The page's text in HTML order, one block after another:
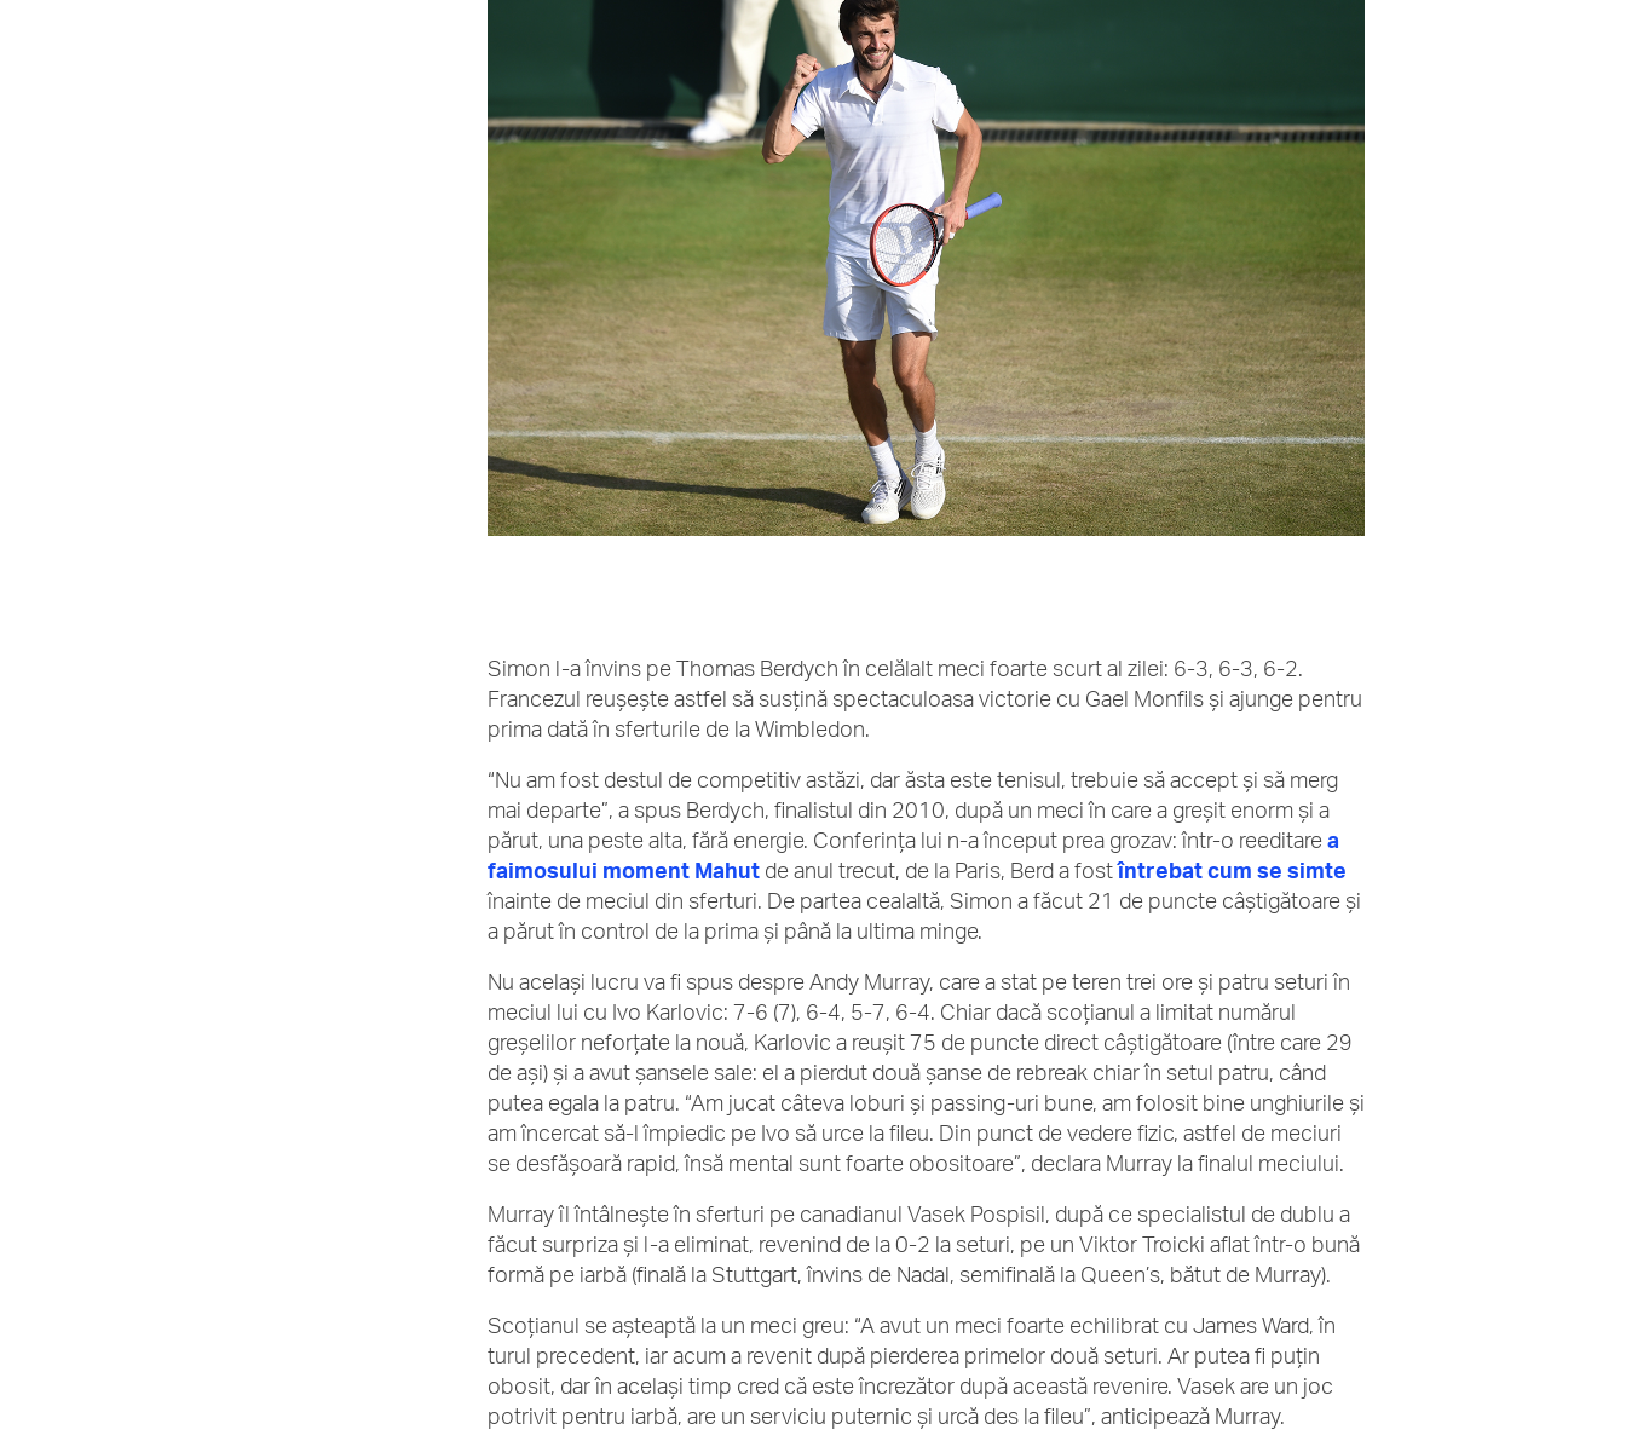
Simon l-a învins pe Thomas Berdych în celălalt meci foarte scurt al zilei: 6-3, 6-3, 6-2.
Francezul reușește astfel să susțină spectaculoasa victorie cu Gael Monfils și ajunge pentru
prima dată în sferturile de la Wimbledon.
“Nu am fost destul de competitiv astăzi, dar ăsta este tenisul, trebuie să accept și să merg
mai departe”, a spus Berdych, finalistul din 2010, după un meci în care a greșit enorm și a
părut, una peste alta, fără energie. Conferința lui n-a început prea grozav: într-o reeditarea
faimosului moment Mahut de anul trecut, de la Paris, Berd a fostîntrebat cum se simte
înainte de meciul din sferturi. De partea cealaltă, Simon a făcut 21 de puncte câștigătoare și
a părut în control de la prima și până la ultima minge.
Nu același lucru va fi spus despre Andy Murray, care a stat pe teren trei ore și patru seturi în
meciul lui cu Ivo Karlovic: 7-6 (7), 6-4, 5-7, 6-4. Chiar dacă scoțianul a limitat numărul
greșelilor neforțate la nouă, Karlovic a reușit 75 de puncte direct câștigătoare (între care 29
de ași) și a avut șansele sale: el a pierdut două șanse de rebreak chiar în setul patru, când
putea egala la patru. “Am jucat câteva loburi și passing-uri bune, am folosit bine unghiurile și
am încercat să-l împiedic pe Ivo să urce la fileu. Din punct de vedere fizic, astfel de meciuri
se desfășoară rapid, însă mental sunt foarte obositoare”, declara Murray la finalul meciului.
Murray îl întâlnește în sferturi pe canadianul Vasek Pospisil, după ce specialistul de dublu a
făcut surpriza și l-a eliminat, revenind de la 0-2 la seturi, pe un Viktor Troicki aflat într-o bună
formă pe iarbă (finală la Stuttgart, învins de Nadal, semifinală la Queen’s, bătut de Murray).
Scoțianul se așteaptă la un meci greu: “A avut un meci foarte echilibrat cu James Ward, în
turul precedent, iar acum a revenit după pierderea primelor două seturi. Ar putea fi puțin
obosit, dar în același timp cred că este încrezător după această revenire. Vasek are un joc
potrivit pentru iarbă, are un serviciu puternic și urcă des la fileu”, anticipează Murray.